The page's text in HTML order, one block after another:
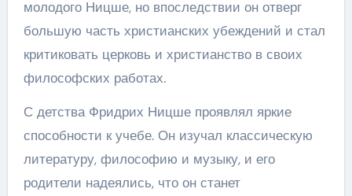
молодого Ницше, но впоследствии он отверг
большую часть христианских убеждений и стал
критиковать церковь и христианство в своих
философских работах.
С детства Фридрих Ницше проявлял яркие
способности к учебе. Он изучал классическую
литературу, философию и музыку, и его
родители надеялись, что он станет